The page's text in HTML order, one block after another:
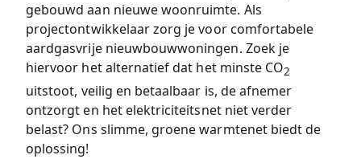
gebouwd aan nieuwe woonruimte. Als
projectontwikkelaar zorg je voor comfortabele
aardgasvrije nieuwbouwwoningen. Zoek je
hiervoor het alternatief dat het minste CO2
uitstoot, veilig en betaalbaar is, de afnemer
ontzorgt en het elektriciteitsnet niet verder
belast? Ons slimme, groene warmtenet biedt de
oplossing!